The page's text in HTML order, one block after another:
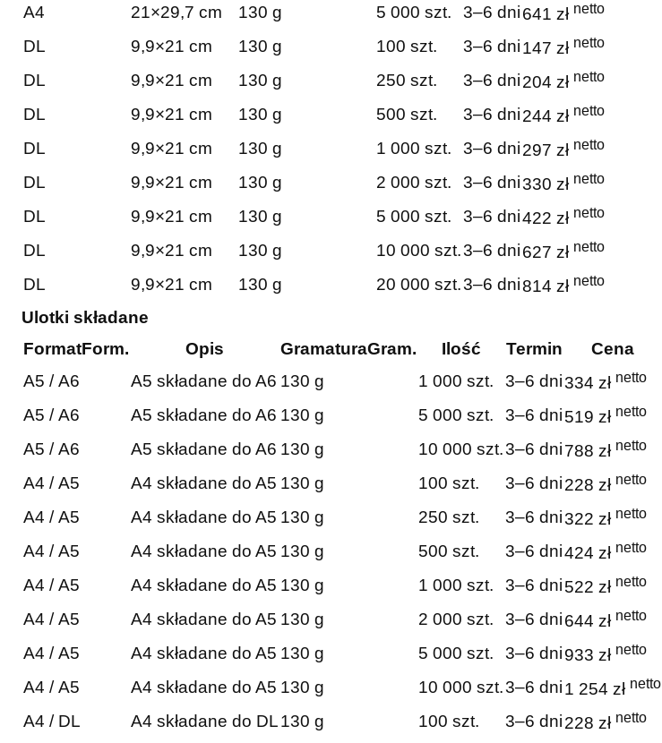
A4 21×29,7 cm 130 g 5 000 szt. 3–6 dni641 zł netto
DL 9,9×21 cm 130 g 100 szt. 3–6 dni147 zł netto
DL 9,9×21 cm 130 g 250 szt. 3–6 dni204 zł netto
DL 9,9×21 cm 130 g 500 szt. 3–6 dni244 zł netto
DL 9,9×21 cm 130 g 1 000 szt. 3–6 dni297 zł netto
DL 9,9×21 cm 130 g 2 000 szt. 3–6 dni330 zł netto
DL 9,9×21 cm 130 g 5 000 szt. 3–6 dni422 zł netto
DL 9,9×21 cm 130 g 10 000 szt.3–6 dni627 zł netto
DL 9,9×21 cm 130 g 20 000 szt.3–6 dni814 zł netto
Ulotki składane
FormatForm. Opis GramaturaGram. Ilość Termin
Cena
A5 / A6
A5 składane do A6 130 g 1 000 szt. 3–6 dni334 zł netto
A5 / A6 A5 składane do A6 130 g 5 000 szt. 3–6 dni519 zł netto
A5 / A6 A5 składane do A6 130 g 10 000 szt.3–6 dni788 zł netto
A4 / A5 A4 składane do A5 130 g 100 szt. 3–6 dni228 zł netto
A4 / A5 A4 składane do A5 130 g 250 szt. 3–6 dni322 zł netto
A4 / A5 A4 składane do A5 130 g 500 szt. 3–6 dni424 zł netto
A4 / A5 A4 składane do A5 130 g 1 000 szt. 3–6 dni522 zł netto
A4 / A5 A4 składane do A5 130 g 2 000 szt. 3–6 dni644 zł netto
A4 / A5 A4 składane do A5 130 g 5 000 szt. 3–6 dni933 zł netto
A4 / A5 A4 składane do A5 130 g 10 000 szt.3–6 dni1 254 zł netto
A4 / DL A4 składane do DL130 g 100 szt. 3–6 dni228 zł netto